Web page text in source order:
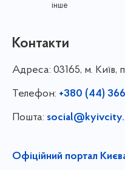
інше
Контакти
Адреса: 03165, м.
Телефон: +380 (44)
Пошта:
Офіційний портал